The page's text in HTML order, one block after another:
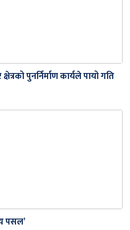
पुनर्निर्माण कार्यले पायो गति
पसल’